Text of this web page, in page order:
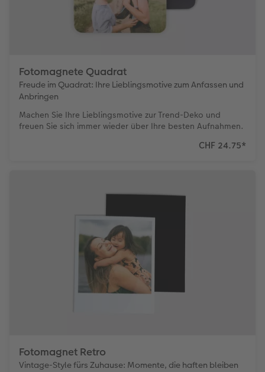
Zubehör
Zubehör
Fotomagnete Quadrat
Freude im Quadrat: Ihre Lieblingsmotive zum Anfassen und
Anbringen
Machen Sie Ihre Lieblingsmotive zur Trend-Deko und
freuen Sie sich immer wieder über Ihre besten Aufnahmen.
CHF 24.75*
Fotomagnet Retro
Vintage-Style fürs Zuhause: Momente, die haften bleiben